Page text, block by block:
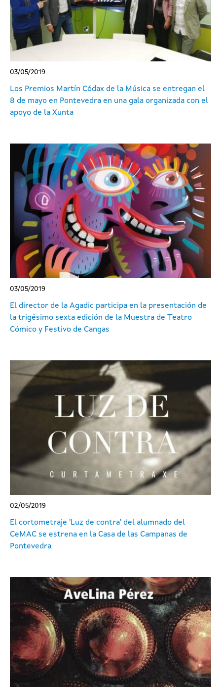
03/05/2019
Los Premios Martín Códax de la Música se entregan el
8 de mayo en Pontevedra en una gala organizada con el
apoyo de la Xunta
03/05/2019
El director de la Agadic participa en la presentación de
la trigésimo sexta edición de la Muestra de Teatro
Cómico y Festivo de Cangas
02/05/2019
El cortometraje 'Luz de contra' del alumnado del
CeMAC se estrena en la Casa de las Campanas de
Pontevedra